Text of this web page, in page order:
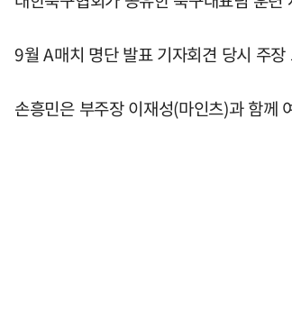
9월 A매치 명단 발표 기자회견 당시 주
손흥민은 부주장 이재성(마인츠)과 함께